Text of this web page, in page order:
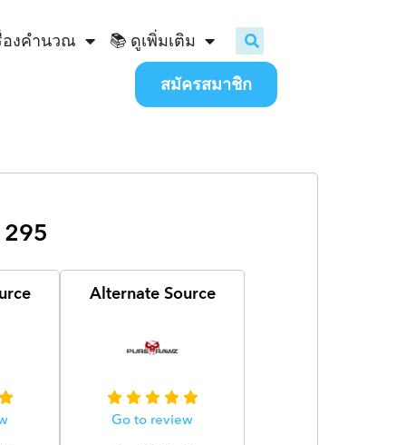
องคำนวณ 📚 ดูเพิ่มเติม
สมัครสมาชิก
Alternate Source
Go to review